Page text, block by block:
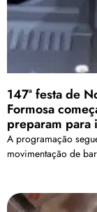
147ª festa de
Formosa
preparam para
A programação
movimentação de